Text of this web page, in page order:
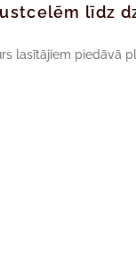
līdz
lasītājiem piedāvā